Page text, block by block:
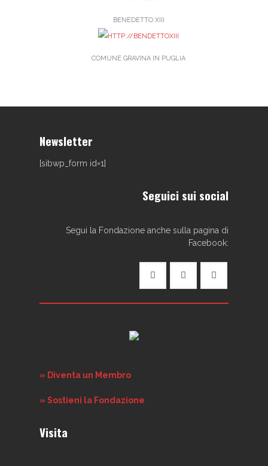
BENEDETTO XIII
COMUNE GRAVINA IN PUGLIA
Newsletter
[sibwp_form id=1]
Seguici sui social
Segui la Fondazione anche sulla pagina di
Facebook:
» Diventa un Membro
» Sostieni la Fondazione
Visita